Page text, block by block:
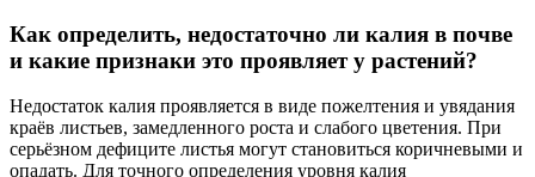
Как определить, недостаточно ли калия в почве
и какие признаки это проявляет у растений?
Недостаток калия проявляется в виде пожелтения и увядания
краёв листьев, замедленного роста и слабого цветения. При
серьёзном дефиците листья могут становиться коричневыми и
опадать. Для точного определения уровня калия